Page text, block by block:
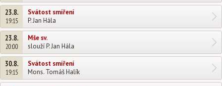
23.8.
19:15
Svátost smíření
P. Jan Hála
23.8.
20:00
Mše sv.
slouží P. Jan Hála
30.8.
19:15
Svátost smíření
Mons. Tomáš Halík